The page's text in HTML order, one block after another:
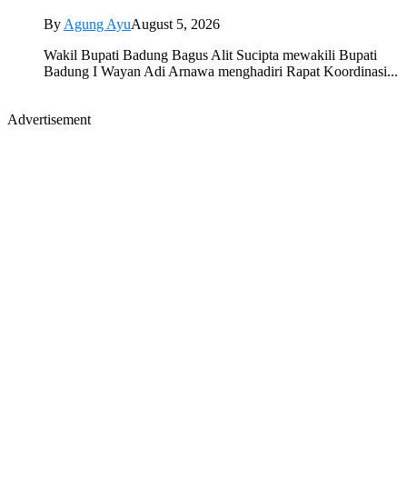
By Agung AyuAugust 5, 2026
Wakil Bupati Badung Bagus Alit Sucipta mewakili Bupati
Badung I Wayan Adi Arnawa menghadiri Rapat Koordinasi...
Advertisement